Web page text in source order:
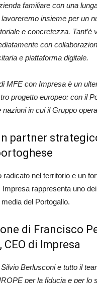
familiare con una
insieme per un
e concretezza. Tant’è
con
e piattaforma digitale.
MFE con Impresa è un
progetto europeo: con il
nazioni in cui il Gruppo
partner
radicato nel territorio e un
Impresa rappresenta uno
del Portogallo.
di Francisco
CEO di Impresa
Berlusconi e tutto il
per la fiducia e per lo